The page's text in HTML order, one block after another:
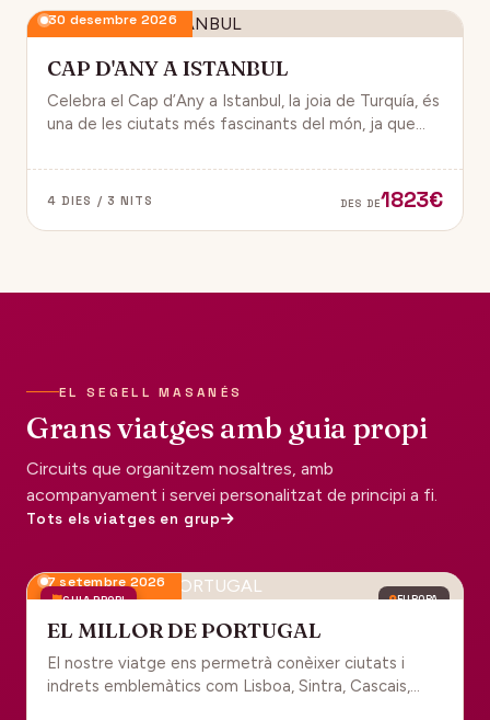
30 desembre 2026
CAP D'ANY A ISTANBUL
Celebra el Cap d’Any a Istanbul, la joia de Turquía, és
una de les ciutats més fascinants del món, ja que
gaudir d’un ambient de festa i alegría.
4 DIES / 3 NITS DES DE1823€
EL SEGELL MASANÉS
Grans viatges amb guia propi
Circuits que organitzem nosaltres, amb
acompanyament i servei personalitzat de principi a fi.
Tots els viatges en grup
GUIA PROPI EUROPA
7 setembre 2026
EL MILLOR DE PORTUGAL
El nostre viatge ens permetrà conèixer ciutats i
indrets emblemàtics com Lisboa, Sintra, Cascais,